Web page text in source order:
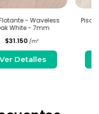
- Waveless
White - 7mm
$31.150/m²
Detalles
Piso